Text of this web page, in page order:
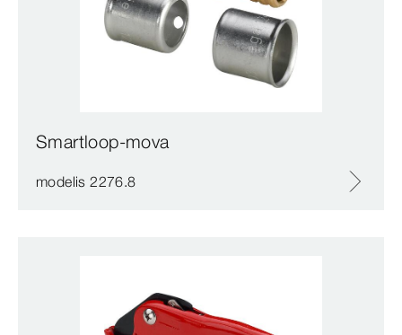
Smartloop-mova
modelis 2276.8